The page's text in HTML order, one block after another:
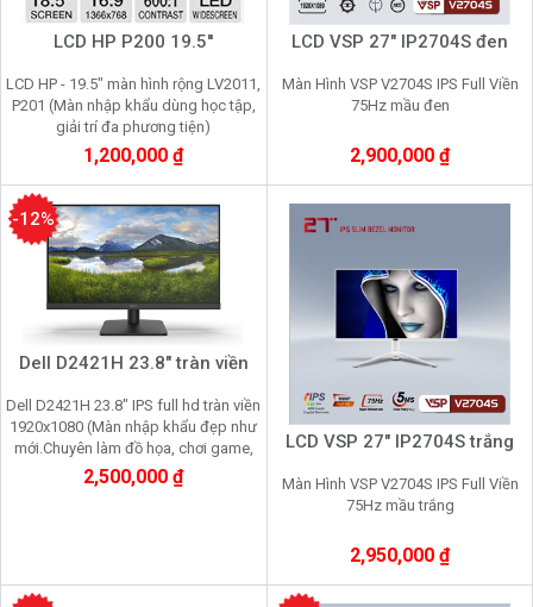
LCD HP P200 19.5''
LCD HP - 19.5" màn hình rộng LV2011,
P201 (Màn nhập khẩu dùng học tập,
giải trí đa phương tiện)
1,200,000 ₫
LCD VSP 27" IP2704S đen
Màn Hình VSP V2704S IPS Full Viền
75Hz mầu đen
2,900,000 ₫
Dell D2421H 23.8" tràn viền
Dell D2421H 23.8" IPS full hd tràn viền
1920x1080 (Màn nhập khẩu đẹp như
mới.Chuyên làm đồ họa, chơi game,
nhìn lâu không mỏi mắt)
2,500,000 ₫
-12%
LCD VSP 27" IP2704S trắng
Màn Hình VSP V2704S IPS Full Viền
75Hz mầu trắng
2,950,000 ₫